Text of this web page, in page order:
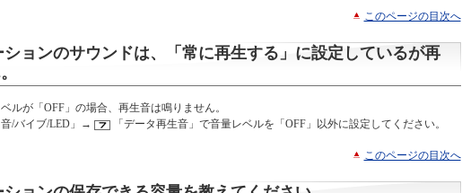
このページの目次へ
ョンのサウンドは、「常に再生する」に設定しているが再
ルが「OFF」の場合、再生音は鳴りません。
音/バイブ/LED」→ 「データ再生音」で音量レベルを「OFF」以外に設定してください。
このページの目次へ